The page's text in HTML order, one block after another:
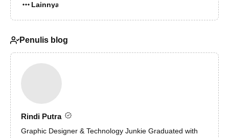
Lainnya…
Penulis blog
Rindi Putra
Graphic Designer & Technology Junkie Graduated with